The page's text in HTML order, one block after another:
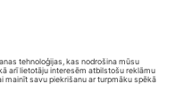
United Kingdom
167 City Road, London, Greater